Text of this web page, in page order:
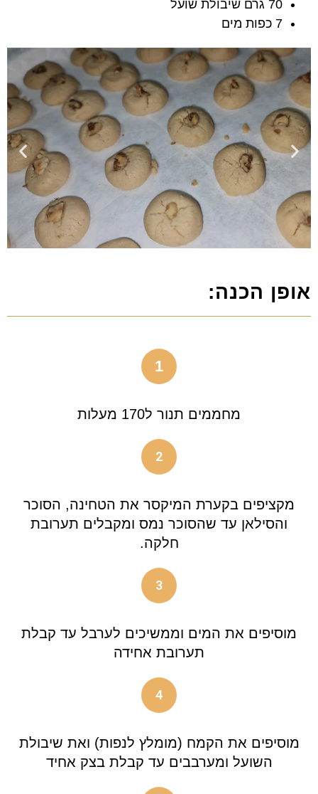
70 גרם שיבולת שועל
7 כפות מים
אופן הכנה:
1
מחממים תנור ל170 מעלות
2
מקציפים בקערת המיקסר את הטחינה, הסוכר
והסילאן עד שהסוכר נמס ומקבלים תערובת
חלקה.
3
מוסיפים את המים וממשיכים לערבל עד קבלת
תערובת אחידה
4
מוסיפים את הקמח (מומלץ לנפות) ואת שיבולת
השועל ומערבבים עד קבלת בצק אחיד